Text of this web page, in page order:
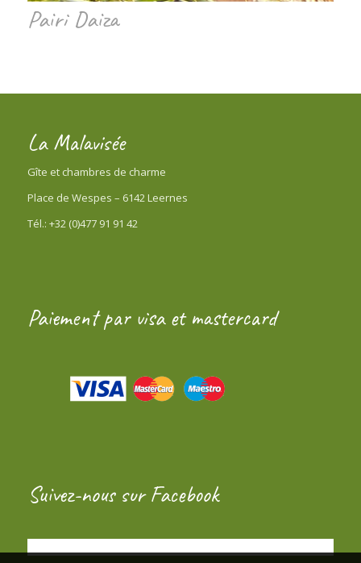
Pairi Daiza
La Malavisée
Gîte et chambres de charme
Place de Wespes – 6142 Leernes
Tél.: +32 (0)477 91 91 42
Paiement par visa et mastercard
Suivez-nous sur Facebook